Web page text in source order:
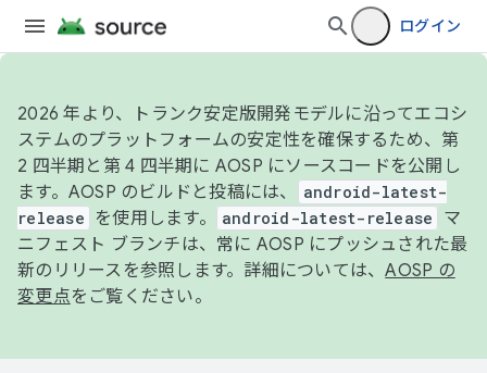
ログイン
2026 年より、トランク安定版開発モデルに沿ってエコシ
ステムのプラットフォームの安定性を確保するため、第
2 四半期と第 4 四半期に AOSP にソースコードを公開し
ます。AOSP のビルドと投稿には、
android-latest-
release
を使用します。 android-latest-release
マ
ニフェスト ブランチは、常に AOSP にプッシュされた最
新のリリースを参照します。詳細については、AOSP の
変更点をご覧ください。